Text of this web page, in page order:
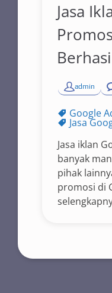
Jasa
admin
Google
Jasa
Jasa iklan
banyak
pihak
promosi di